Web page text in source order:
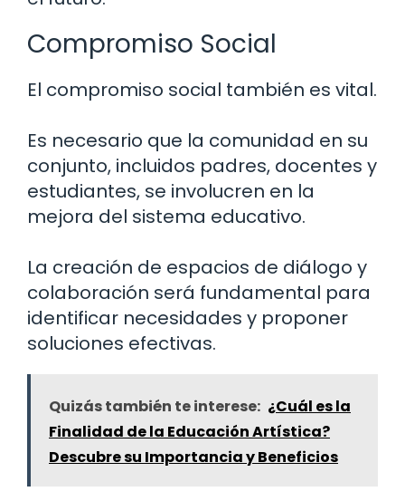
Compromiso Social
El compromiso social también es vital.
Es necesario que la comunidad en su
conjunto, incluidos padres, docentes y
estudiantes, se involucren en la
mejora del sistema educativo.
La creación de espacios de diálogo y
colaboración será fundamental para
identificar necesidades y proponer
soluciones efectivas.
Quizás también te interese: ¿Cuál es la
Finalidad de la Educación Artística?
Descubre su Importancia y Beneficios